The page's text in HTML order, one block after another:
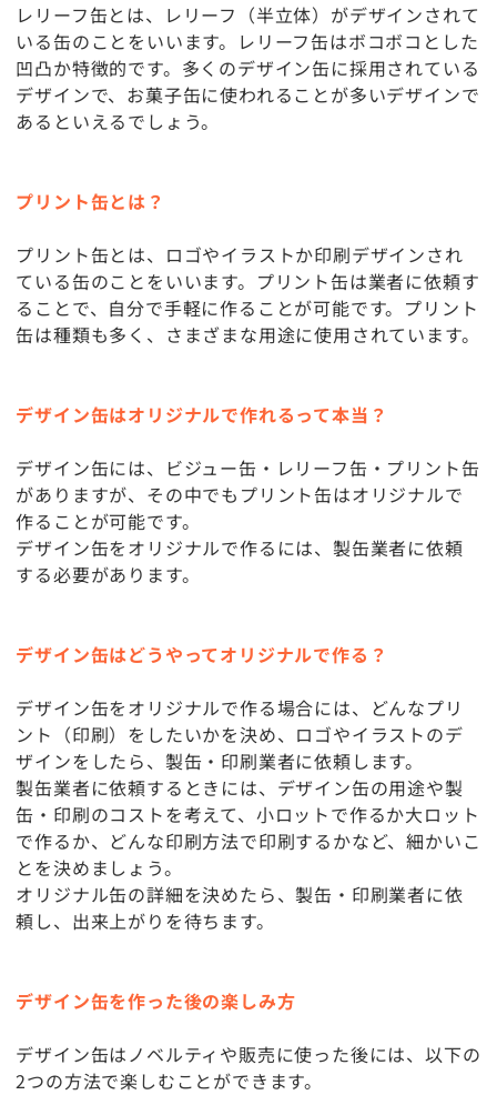
レリーフ缶とは、レリーフ（半立体）がデザインされて
いる缶のことをいいます。レリーフ缶はボコボコとした
凹凸か特徴的です。多くのデザイン缶に採用されている
デザインで、お菓子缶に使われることが多いデザインで
あるといえるでしょう。
プリント缶とは？
プリント缶とは、ロゴやイラストか印刷デザインされ
ている缶のことをいいます。プリント缶は業者に依頼す
ることで、自分で手軽に作ることが可能です。プリント
缶は種類も多く、さまざまな用途に使用されています。
デザイン缶はオリジナルで作れるって本当？
デザイン缶には、ビジュー缶・レリーフ缶・プリント缶
がありますが、その中でもプリント缶はオリジナルで
作ることが可能です。
デザイン缶をオリジナルで作るには、製缶業者に依頼
する必要があります。
デザイン缶はどうやってオリジナルで作る？
デザイン缶をオリジナルで作る場合には、どんなプリ
ント（印刷）をしたいかを決め、ロゴやイラストのデ
ザインをしたら、製缶・印刷業者に依頼します。
製缶業者に依頼するときには、デザイン缶の用途や製
缶・印刷のコストを考えて、小ロットで作るか大ロット
で作るか、どんな印刷方法で印刷するかなど、細かいこ
とを決めましょう。
オリジナル缶の詳細を決めたら、製缶・印刷業者に依
頼し、出来上がりを待ちます。
デザイン缶を作った後の楽しみ方
デザイン缶はノベルティや販売に使った後には、以下の
2つの方法で楽しむことができます。